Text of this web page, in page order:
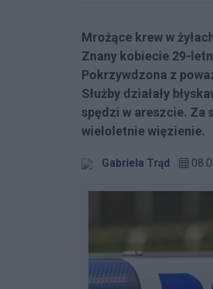
Mrożące krew w
Znany kobiecie 29-
Pokrzywdzona z
Służby działały
spędzi w areszcie. Za
wieloletnie więzienie.
Gabriela Trąd